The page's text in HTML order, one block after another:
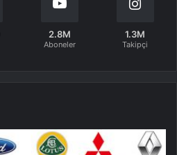
2.8M
Aboneler
1.3M
Takipçi